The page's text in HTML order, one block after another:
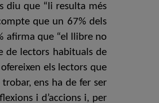
diu que “li resulta més
que un 67% dels
afirma que “el llibre no
de lectors habituals de
els lectors que
ens ha de fer ser
i d’accions i, per